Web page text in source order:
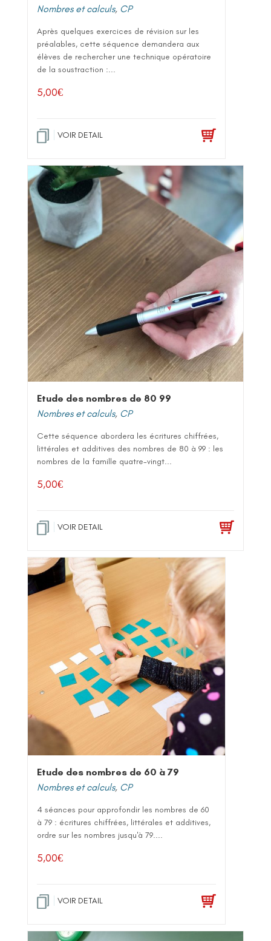
Nombres et calculs, CP
Après quelques exercices de révision sur les
préalables, cette séquence demandera aux
élèves de rechercher une technique opératoire
de la soustraction :...
5,00€
VOIR DETAIL
Etude des nombres de 80 99
Nombres et calculs, CP
Cette séquence abordera les écritures chiffrées,
littérales et additives des nombres de 80 à 99 : les
nombres de la famille quatre-vingt...
5,00€
VOIR DETAIL
Etude des nombres de 60 à 79
Nombres et calculs, CP
4 séances pour approfondir les nombres de 60
à 79 : écritures chiffrées, littérales et additives,
ordre sur les nombres jusqu'à 79....
5,00€
VOIR DETAIL